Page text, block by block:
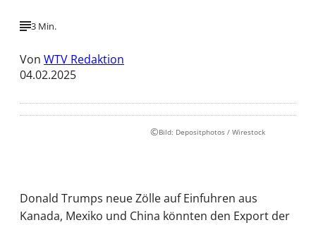
3 Min.
Von WTV Redaktion
04.02.2025
©Bild: Depositphotos / Wirestock
Donald Trumps neue Zölle auf Einfuhren aus
Kanada, Mexiko und China könnten den Export der